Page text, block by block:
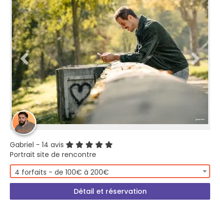
Gabriel - 14 avis
Portrait site de rencontre
4 forfaits - de 100€ à 200€
Détail et réservation